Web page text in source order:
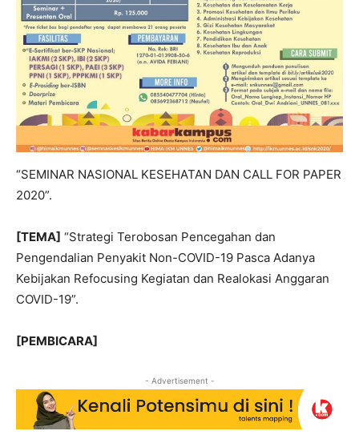
“SEMINAR NASIONAL KESEHATAN DAN CALL FOR PAPER
2020”.
[TEMA] “Strategi Terobosan Pencegahan dan
Pengendalian Penyakit Non-COVID-19 Pasca Adanya
Kebijakan Refocusing Kegiatan dan Realokasi Anggaran
COVID-19”.
[PEMBICARA]
- Advertisement -